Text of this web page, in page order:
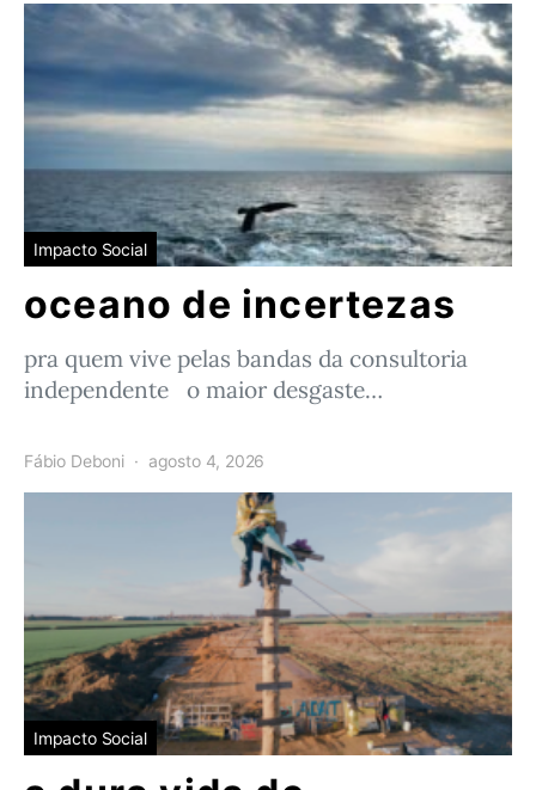
Impacto Social
oceano de incertezas
pra quem vive pelas bandas da consultoria
independente o maior desgaste…
Fábio Deboni agosto 4, 2026
Impacto Social